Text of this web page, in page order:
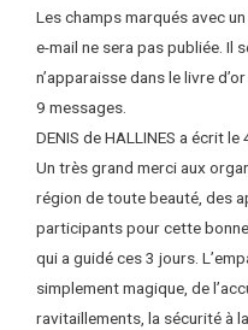
Les champs marqués avec
e-mail ne sera pas publiée. Il
n’apparaisse dans le livre
9 messages.
DENIS deHALLINES a écrit le
Un très grand merci aux
région de toute beauté, des
participants pour cette
qui a guidé ces 3 jours.
simplement magique, de
ravitaillements, la sécurité à